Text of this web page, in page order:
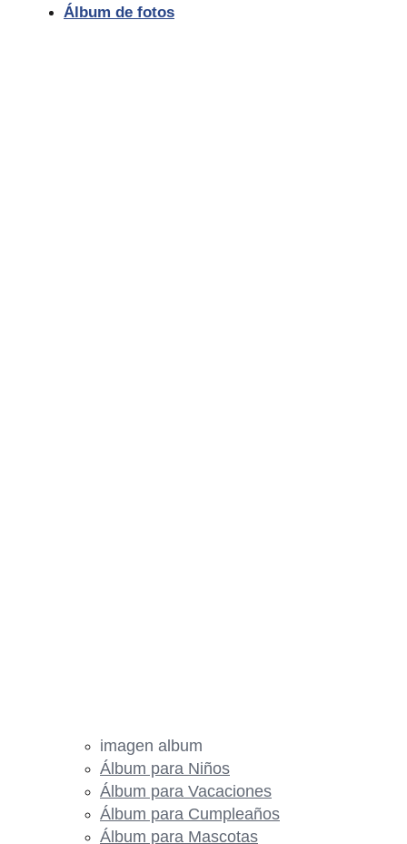
Álbum de fotos
imagen album
Álbum para Niños
Álbum para Vacaciones
Álbum para Cumpleaños
Álbum para Mascotas